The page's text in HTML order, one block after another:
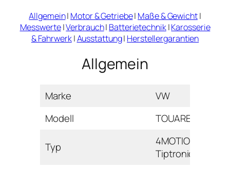
Allgemein| Motor & Getriebe| Maße & Gewicht|
Messwerte|Verbrauch| Batterietechnik|Karosserie
& Fahrwerk|Ausstattung| Herstellergarantien
Allgemein
Marke
VW
Modell
TOUAREG
Typ
4MOTION
Tiptronic